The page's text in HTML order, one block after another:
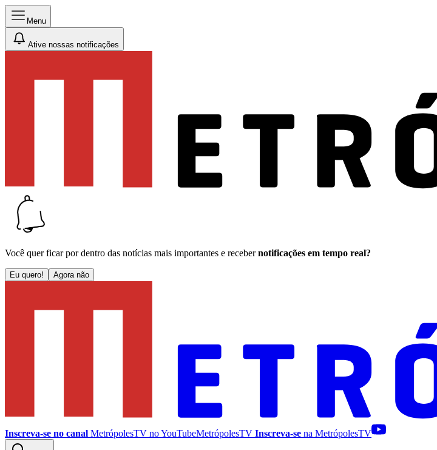
Menu
Ative nossas notificações
Você quer ficar por dentro das notícias mais importantes e receber notificações em tempo real?
Eu quero! Agora não
Inscreva-se no canal MetrópolesTV noYouTubeMetrópolesTV Inscreva-se na MetrópolesTV